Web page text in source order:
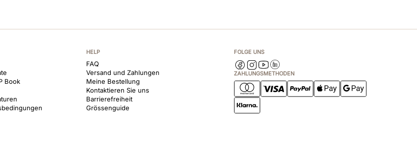
Book
HELP
FAQ
Versand und Zahlungen
Meine Bestellung
Kontaktieren Sie uns
Barrierefreiheit
Grössenguide
FOLGE UNS
ZAHLUNGSMETHODEN